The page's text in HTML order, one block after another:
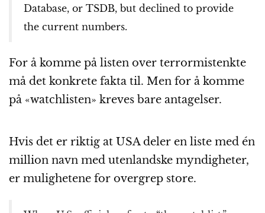
Database, or TSDB, but declined to provide
the current numbers.
For å komme på listen over terrormistenkte
må det konkrete fakta til. Men for å komme
på «watchlisten» kreves bare antagelser.
Hvis det er riktig at USA deler en liste med én
million navn med utenlandske myndigheter,
er mulighetene for overgrep store.